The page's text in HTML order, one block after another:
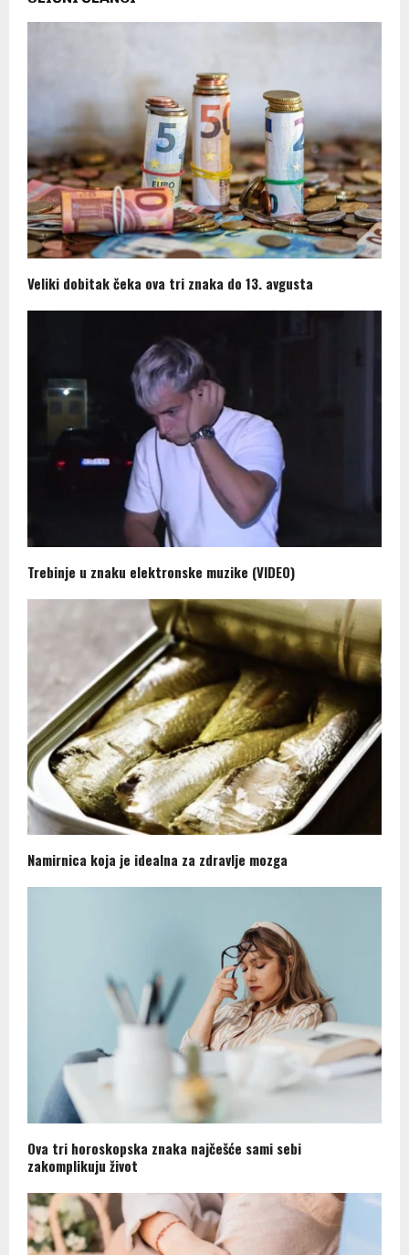
Veliki dobitak čeka ova tri znaka do 13. avgusta
Trebinje u znaku elektronske muzike (VIDEO)
Namirnica koja je idealna za zdravlje mozga
Ova tri horoskopska znaka najčešće sami sebi
zakomplikuju život